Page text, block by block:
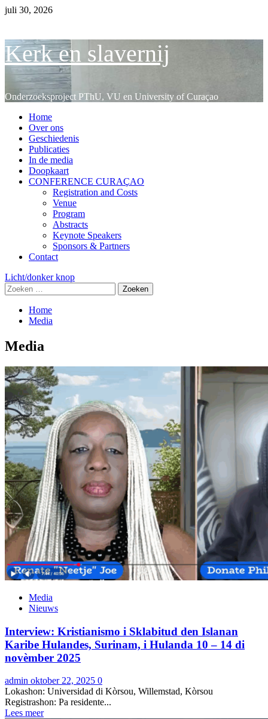
Ga
inhoud
juli 30, 2026
Kerk en slavernij
Onderzoeksproject PThU, VU en University of Curaçao
Primair
menu
Home
Over ons
Geschiedenis
Publicaties
In de media
Doopkaart
CONFERENCE CURAÇAO
Registration and Costs
Venue
Program
Abstracts
Keynote Speakers
Sponsors & Partners
Contact
Licht/donker knop
Zoeken
naar:
Home
Media
Media
Media
Nieuws
Interview: Kristianismo i Sklabitud den Islanan
Karibe Hulandes, Surinam, i Hulanda 10 – 14 di
novèmber 2025
admin oktober 22, 2025 0
Lokashon: Universidad di Kòrsou, Willemstad, Kòrsou
Registrashon: Pa residente...
Lees meer